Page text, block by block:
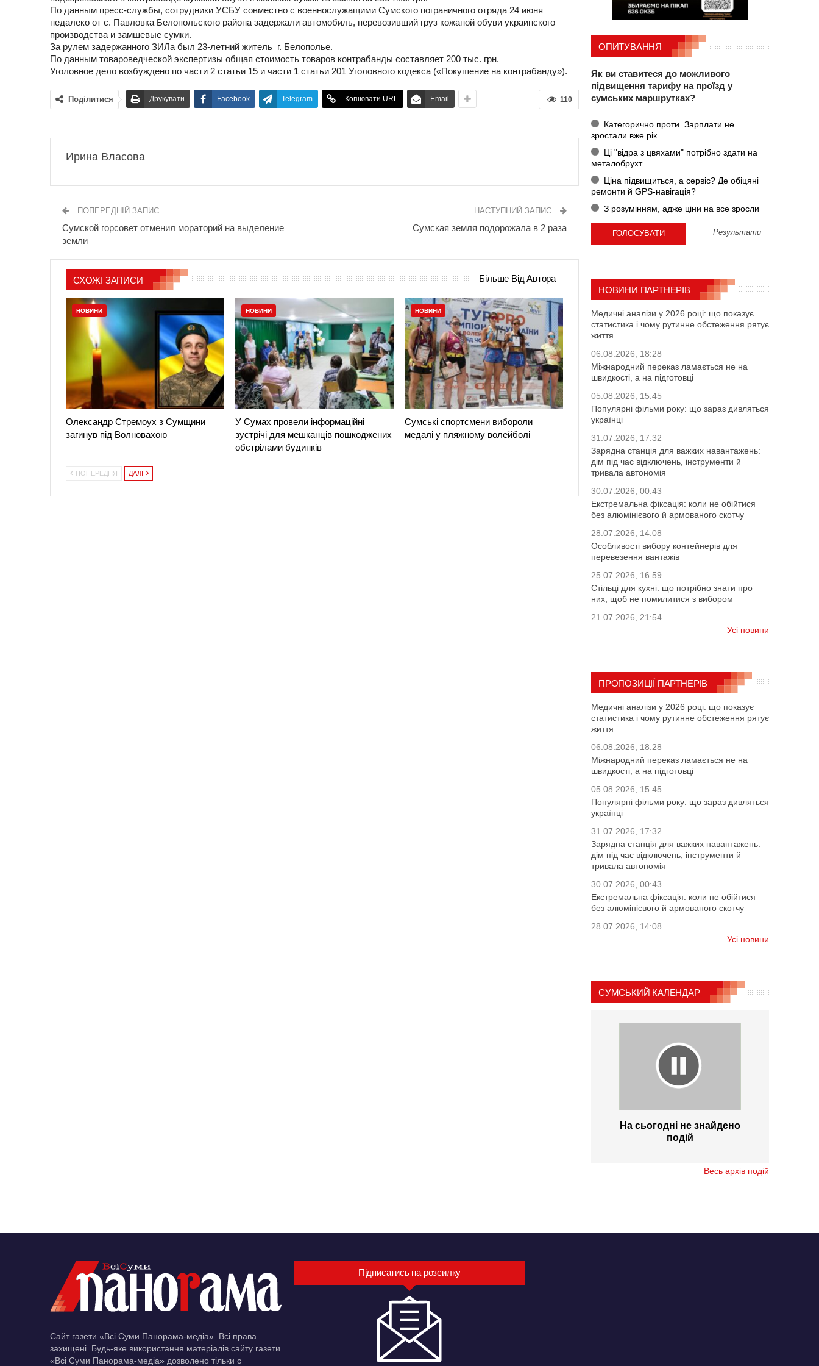
По данным пресс-службы, сотрудники УСБУ совместно с военнослужащими Сумского пограничного отряда 24 июня
недалеко от с. Павловка Белопольского района задержали автомобиль, перевозивший груз кожаной обуви украинского
производства и замшевые сумки.
За рулем задержанного ЗИЛа был 23-летний житель г. Белополье.
По данным товароведческой экспертизы общая стоимость товаров контрабанды составляет 200 тыс. грн.
Уголовное дело возбуждено по части 2 статьи 15 и части 1 статьи 201 Уголовного кодекса («Покушение на контрабанду»).
110
Поділитися Друкувати Facebook Telegram Копіювати URL Email
Ирина Власова
ПОПЕРЕДНІЙ ЗАПИС
Сумской горсовет отменил мораторий на выделение
земли
НАСТУПНИЙ ЗАПИС
Сумская земля подорожала в 2 раза
СХОЖІ ЗАПИСИ Більше Від Автора
НОВИНИ
Олександр Стремоух з Сумщини
загинув під Волновахою
НОВИНИ
У Сумах провели інформаційні
зустрічі для мешканців пошкоджених
обстрілами будинків
НОВИНИ
Сумські спортсмени вибороли
медалі у пляжному волейболі
ПОПЕРЕДНЯ ДАЛІ
ОПИТУВАННЯ
Як ви ставитеся до можливого
підвищення тарифу на проїзд у
сумських маршрутках?
Категорично проти. Зарплати не
зростали вже рік
Ці "відра з цвяхами" потрібно здати на
металобрухт
Ціна підвищиться, а сервіс? Де обіцяні
ремонти й GPS-навігація?
З розумінням, адже ціни на все зросли
Результати
НОВИНИ ПАРТНЕРІВ
Медичні аналізи у 2026 році: що показує
статистика і чому рутинне обстеження рятує
життя
06.08.2026, 18:28
Міжнародний переказ ламається не на
швидкості, а на підготовці
05.08.2026, 15:45
Популярні фільми року: що зараз дивляться
українці
31.07.2026, 17:32
Зарядна станція для важких навантажень:
дім під час відключень, інструменти й
тривала автономія
30.07.2026, 00:43
Екстремальна фіксація: коли не обійтися
без алюмінієвого й армованого скотчу
28.07.2026, 14:08
Особливості вибору контейнерів для
перевезення вантажів
25.07.2026, 16:59
Стільці для кухні: що потрібно знати про
них, щоб не помилитися з вибором
21.07.2026, 21:54
Усі новини
ПРОПОЗИЦІЇ ПАРТНЕРІВ
Медичні аналізи у 2026 році: що показує
статистика і чому рутинне обстеження рятує
життя
06.08.2026, 18:28
Міжнародний переказ ламається не на
швидкості, а на підготовці
05.08.2026, 15:45
Популярні фільми року: що зараз дивляться
українці
31.07.2026, 17:32
Зарядна станція для важких навантажень:
дім під час відключень, інструменти й
тривала автономія
30.07.2026, 00:43
Екстремальна фіксація: коли не обійтися
без алюмінієвого й армованого скотчу
28.07.2026, 14:08
Усі новини
СУМСЬКИЙ КАЛЕНДАР
На сьогодні не знайдено
подій
Весь архів подій
Сайт газети «Всі Суми Панорама-медіа». Всі права
захищені. Будь-яке використання матеріалів сайту газети
«Всі Суми Панорама-медіа» дозволено тільки c
Підписатись на розсилку